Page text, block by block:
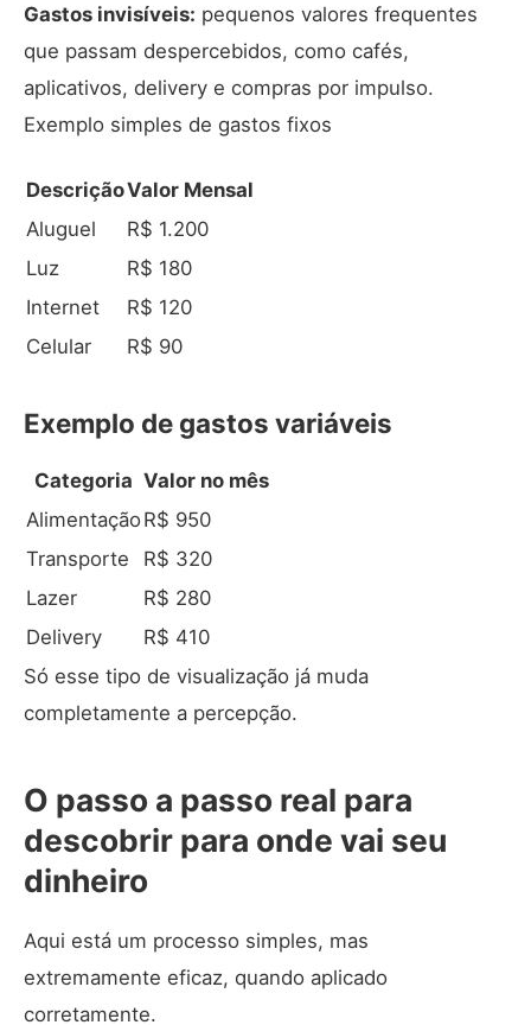
Gastos invisíveis: pequenos valores frequentes
que passam despercebidos, como cafés,
aplicativos, delivery e compras por impulso.
Exemplo simples de gastos fixos
DescriçãoValor Mensal
Aluguel
R$ 1.200
Luz
R$ 180
Internet
R$ 120
Celular
R$ 90
Exemplo de gastos variáveis
Categoria Valor no mês
AlimentaçãoR$ 950
Transporte
R$ 320
Lazer
R$ 280
Delivery
R$ 410
Só esse tipo de visualização já muda
completamente a percepção.
O passo a passo real para
descobrir para onde vai seu
dinheiro
Aqui está um processo simples, mas
extremamente eficaz, quando aplicado
corretamente.